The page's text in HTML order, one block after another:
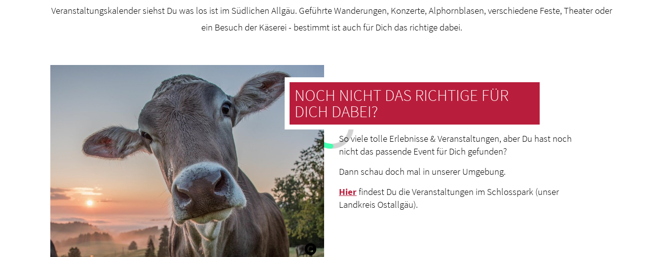
Veranstaltungskalender siehst Du was los ist im Südlichen Allgäu. Geführte Wanderungen, Konzerte, Alphornblasen, verschiedene Feste, Theater oder
ein Besuch der Käserei - bestimmt ist auch für Dich das richtige dabei.
NOCH NICHT DAS RICHTIGE FÜR
DICH DABEI?
So viele tolle Erlebnisse & Veranstaltungen, aber Du hast noch
nicht das passende Event für Dich gefunden?
Dann schau doch mal in unserer Umgebung.
Hierfindest Du die Veranstaltungen im Schlosspark (unser
Landkreis Ostallgäu).